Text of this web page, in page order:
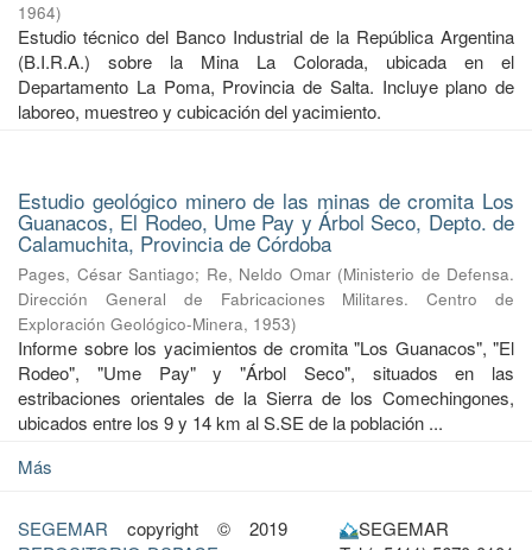
1964)
Estudio técnico del Banco Industrial de la República Argentina
(B.I.R.A.) sobre la Mina La Colorada, ubicada en el
Departamento La Poma, Provincia de Salta. Incluye plano de
laboreo, muestreo y cubicación del yacimiento.
Estudio geológico minero de las minas de cromita Los
Guanacos, El Rodeo, Ume Pay y Árbol Seco, Depto. de
Calamuchita, Provincia de Córdoba
Pages, César Santiago; Re, Neldo Omar (Ministerio de Defensa.
Dirección General de Fabricaciones Militares. Centro de
Exploración Geológico-Minera, 1953)
Informe sobre los yacimientos de cromita "Los Guanacos", "El
Rodeo", "Ume Pay" y "Árbol Seco", situados en las
estribaciones orientales de la Sierra de los Comechingones,
ubicados entre los 9 y 14 km al S.SE de la población ...
Más
SEGEMAR copyright © 2019
SEGEMAR